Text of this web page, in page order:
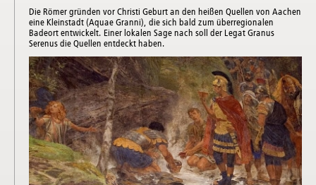
Die Römer gründen vor Christi Geburt an den heißen Quellen von Aachen
eine Kleinstadt (Aquae Granni), die sich bald zum überregionalen
Badeort entwickelt. Einer lokalen Sage nach soll der Legat Granus
Serenus die Quellen entdeckt haben.